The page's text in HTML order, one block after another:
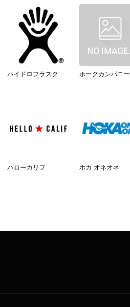
ハイドロフラスク ホークカンパニー
ハローカリフ ホカ オネオネ